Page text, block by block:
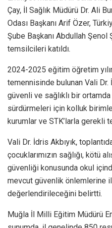
Çay, İl Sağlık Müdürü Dr. Ali
Odası Başkanı Arif Özer,
Şube Başkanı Abdullah
temsilcileri katıldı.
2024-2025 eğitim öğretim
temennisinde bulunan Vali Dr.
güvenli ve sağlıklı bir
sürdürmeleri için kolluk
kurumlar ve STK’larla gerekli
Vali Dr. İdris Akbıyık,
çocuklarımızın sağlığı, kötü
güvenliği konusunda okul
mevcut güvenlik önlemlerine
değerlendirileceğini belirtti.
Muğla İl Milli Eğitim Müdürü